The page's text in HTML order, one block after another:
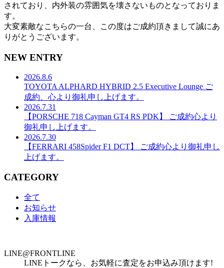
されており、内外装の雰囲気を壊さないものとなっておりま
す。
大変素敵なこちらの一台、この度はご成約頂きまして誠にあ
りがとうございます。
NEW ENTRY
2026.8.6
TOYOTA ALPHARD HYBRID 2.5 Executive Lounge ご
成約、心より御礼申し上げます。
2026.7.31
【PORSCHE 718 Cayman GT4 RS PDK】 ご成約心より
御礼申し上げます。
2026.7.30
【FERRARI 458Spider F1 DCT】 ご成約心より御礼申し
上げます。
CATEGORY
全て
お知らせ
入庫情報
LINE@FRONTLINE
LINEトークなら、お気軽に査定をお申込み頂けます!